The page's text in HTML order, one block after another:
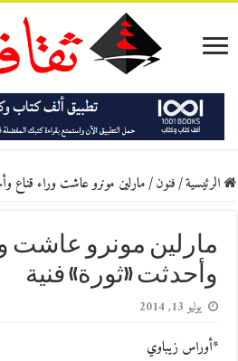
الرئيسية/فنون/مارلين مونرو عاشت وراء قناع
مارلين مونرو عاشت
وأحدثت «ثورة» فنية
يوليو 13, 2014
*أوراس زيباوي